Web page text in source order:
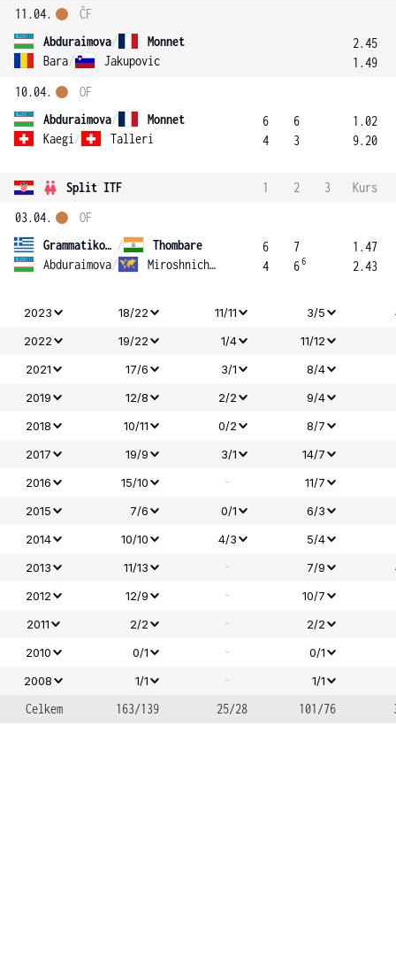
11.04.
Abduraimova/
Monnet
Bara/ Jakupovic
ČF
2.45
1.49
10.04.
Abduraimova/
Monnet
Kaegi / Talleri
OF
6
4
6
3
1.02
9.20
Split ITF 1 2 3
Kurs
03.04.
Grammatikopoulou /
Thombare
Abduraimova/ Miroshnichenko
OF
6
4
7
66
1.47
2.43
2023 18/22 11/11 3/5
2022
19/22 1/4 11/12
2021
17/6 3/1
8/4
2019
12/8 2/2
9/4
2018
10/11 0/2 8/7
2017
19/9 3/1
14/7
2016
15/10 -
11/7
2015
7/6 0/1
6/3
2014
10/10 4/3
5/4
2013
11/13 - 7/9
2012
12/9 - 10/7
2011
2/2 -
2/2
2010
0/1 -
0/1
2008
1/1 - 1/1
Celkem 163/139 25/28 101/76